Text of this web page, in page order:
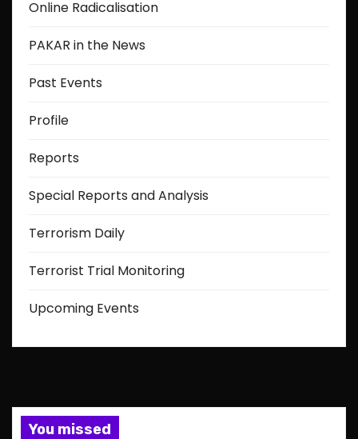
Online Radicalisation
PAKAR in the News
Past Events
Profile
Reports
Special Reports and Analysis
Terrorism Daily
Terrorist Trial Monitoring
Upcoming Events
You missed